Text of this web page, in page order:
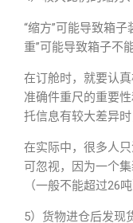
“缩方”可能导致箱子
重”可能导致箱子不
在订舱时，就要认
准确件重尺的重要
托信息有较大差异时
在实际中，很多人
可忽视，因为一个
（一般不能超过26吨
5）货物进仓后发现